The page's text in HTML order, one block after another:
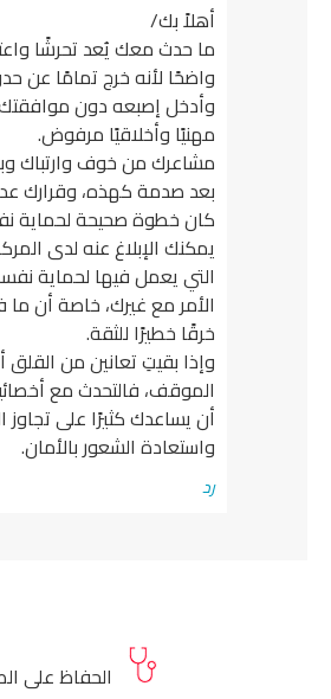
أهلاً بك/
ما حدث معك يُعد تحرشًا
واضحًا لأنه خرج تمامًا عن
وأدخل إصبعه دون
مهنيًا وأخلاقيًا مرفوض.
مشاعرك من خوف وارتباك
بعد صدمة كهذه، وقرارك
كان خطوة صحيحة لحماية
يمكنك الإبلاغ عنه لدى
التي يعمل فيها لحماية
الأمر مع غيرك، خاصة أن
خرقًا خطيرًا للثقة.
وإذا بقيتِ تعانين من القلق
الموقف، فالتحدث مع
أن يساعدك كثيرًا على
واستعادة الشعور بالأمان.
رد
الحفاظ على